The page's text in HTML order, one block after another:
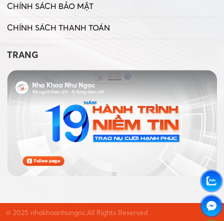
CHÍNH SÁCH BẢO MẬT
CHÍNH SÁCH THANH TOÁN
TRANG
© 2025 nhakhoanhungoc.All Rights Reserved